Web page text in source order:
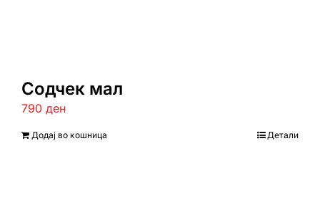
Содчек мал
790 ден
Додај во кошница Детали